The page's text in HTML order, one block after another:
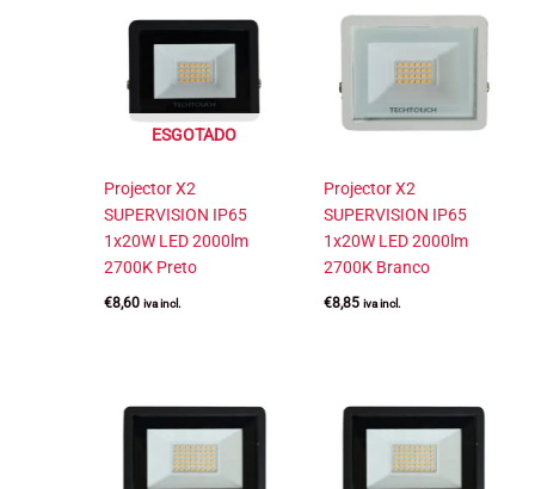
ESGOTADO
Projector X2
SUPERVISION IP65
1x20W LED 2000lm
2700K Preto
€8,60 iva incl.
Projector X2
SUPERVISION IP65
1x20W LED 2000lm
2700K Branco
€8,85 iva incl.